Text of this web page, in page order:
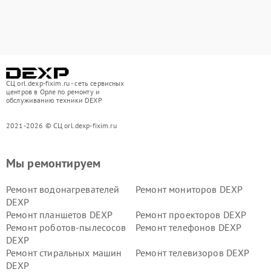
СЦ orl.dexp-fixim.ru - сеть сервисных
центров в Орле по ремонту и
обслуживанию техники DEXP
2021-2026 © СЦ orl.dexp-fixim.ru
Мы ремонтируем
Ремонт водонагревателей
DEXP
Ремонт мониторов DEXP
Ремонт планшетов DEXP
Ремонт проекторов DEXP
Ремонт роботов-пылесосов
DEXP
Ремонт телефонов DEXP
Ремонт стиральных машин
DEXP
Ремонт телевизоров DEXP